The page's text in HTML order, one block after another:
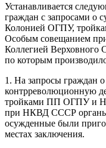
Устанавливается
граждан с запросами о
Колонией ОГПУ,
Особым совещанием
Коллегией Верховного
по которым
1. На запросы граждан
контрреволюционную
тройками ПП ОГПУ и
при НКВД СССР
осужденные были
местах заключения.